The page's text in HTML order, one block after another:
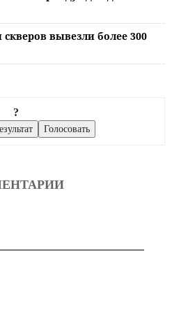
вывезли более 300
?